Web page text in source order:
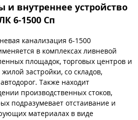
и внутреннее устройство
6-1500 Сп
канализация 6-1500
в комплексах ливневой
площадок, торговых центров и
застройки, со складов,
Также находит
производственных стоков,
подразумевает отстаивание и
материалах в виде